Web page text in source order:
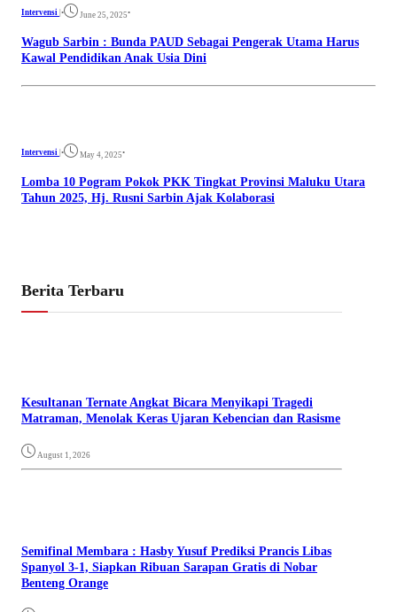
Intervensi • June 25, 2025•
Wagub Sarbin : Bunda PAUD Sebagai Pengerak Utama Harus
Kawal Pendidikan Anak Usia Dini
Intervensi • May 4, 2025•
Lomba 10 Pogram Pokok PKK Tingkat Provinsi Maluku Utara
Tahun 2025, Hj. Rusni Sarbin Ajak Kolaborasi
Berita Terbaru
Kesultanan Ternate Angkat Bicara Menyikapi Tragedi
Matraman, Menolak Keras Ujaran Kebencian dan Rasisme
August 1, 2026
Semifinal Membara : Hasby Yusuf Prediksi Prancis Libas
Spanyol 3-1, Siapkan Ribuan Sarapan Gratis di Nobar
Benteng Orange